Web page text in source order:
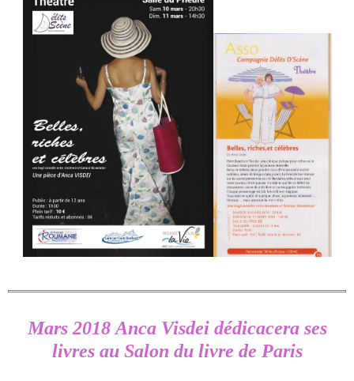
Mars 2018 Anca Visdei dédicacera ses
livres au Salon du livre de Paris